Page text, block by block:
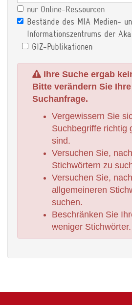
nur Online-Ressourcen
Bestände des MIA Medien-
Informationszentrums der
GIZ-Publikationen
Ihre Suche ergab
Bitte verändern Sie Ihre
Suchanfrage.
Vergewissern Sie
Suchbegriffe richtig
sind.
Versuchen Sie,
Stichwörtern zu
Versuchen Sie, nach
allgemeineren
suchen.
Beschränken Sie
weniger Stichwörter.